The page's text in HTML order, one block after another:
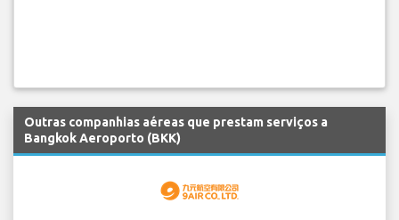
Outras companhias aéreas que prestam serviços a
Bangkok Aeroporto (BKK)